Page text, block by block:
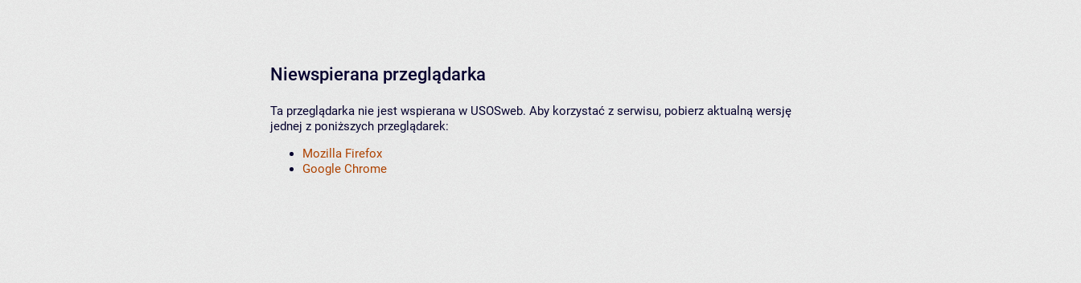
Niewspierana przeglądarka
Ta przeglądarka nie jest wspierana w USOSweb. Aby korzystać z serwisu, pobierz aktualną wersję
jednej z poniższych przeglądarek:
Mozilla Firefox
Google Chrome